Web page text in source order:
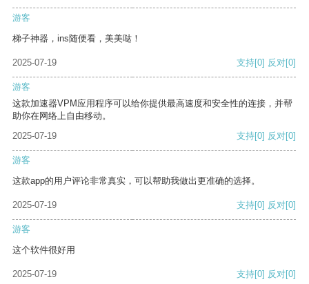
游客
梯子神器，ins随便看，美美哒！
2025-07-19 支持[0] 反对[0]
游客
这款加速器VPM应用程序可以给你提供最高速度和安全性的连接，并帮
助你在网络上自由移动。
2025-07-19
支持[0] 反对[0]
游客
这款app的用户评论非常真实，可以帮助我做出更准确的选择。
2025-07-19 支持[0] 反对[0]
游客
这个软件很好用
2025-07-19 支持[0] 反对[0]